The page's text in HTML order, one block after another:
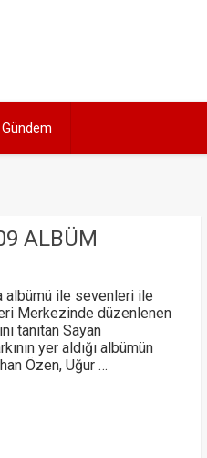
Gündem
ALBÜM
albümü ile sevenleri ile
Merkezinde düzenlenen
tanıtan Sayan
yer aldığı albümün
Özen, Uğur …